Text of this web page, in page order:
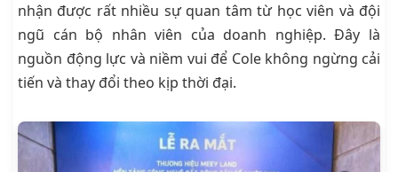
nhận được rất nhiều sự quan tâm từ học viên và đội
ngũ cán bộ nhân viên của doanh nghiệp. Đây là
nguồn động lực và niềm vui để Cole không ngừng cải
tiến và thay đổi theo kịp thời đại.